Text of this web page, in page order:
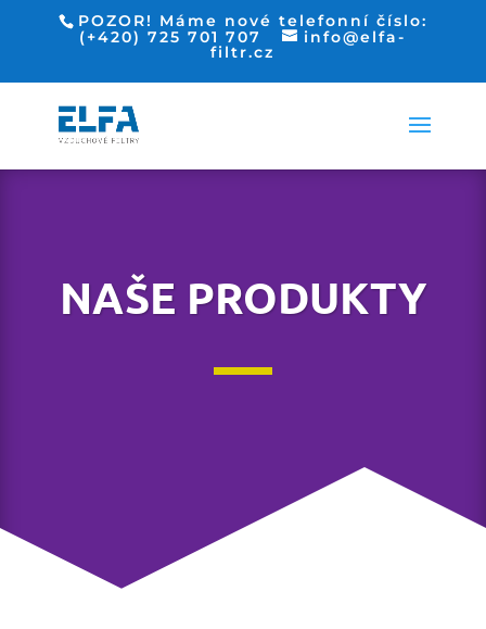
POZOR! Máme nové telefonní číslo:
(+420) 725 701 707
info@elfa-
filtr.cz
NAŠE PRODUKTY